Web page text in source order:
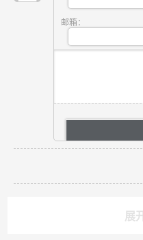
邮箱：
展